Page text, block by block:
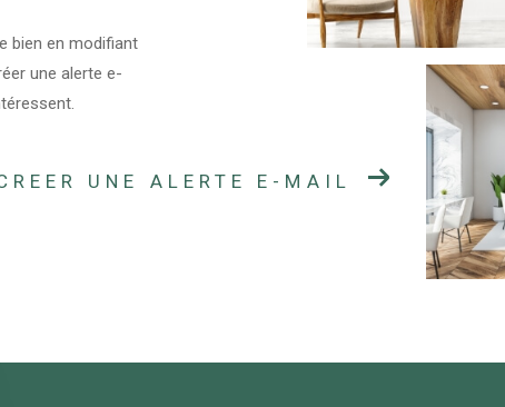
bien en modifiant
une alerte e-
UNE ALERTE E-MAIL